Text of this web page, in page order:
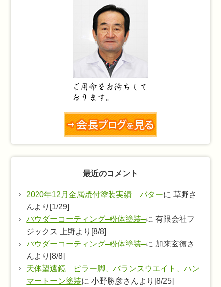
最近のコメント
2020年12月金属焼付塗装実績 パターに 草野さ
んより[1/29]
パウダーコーティング–粉体塗装–に 有限会社フ
ジックス 上野より[8/8]
パウダーコーティング–粉体塗装–に 加来玄徳さ
んより[8/8]
天体望遠鏡 ピラー脚、バランスウエイト、ハン
マートーン塗装に 小野勝彦さんより[8/25]